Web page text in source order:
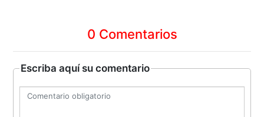
0 Comentarios
Escriba aquí su comentario